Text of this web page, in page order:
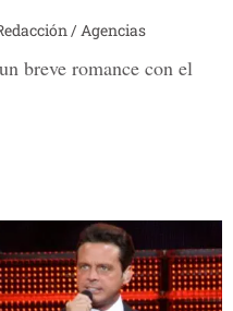
/ Agencias
breve romance con el